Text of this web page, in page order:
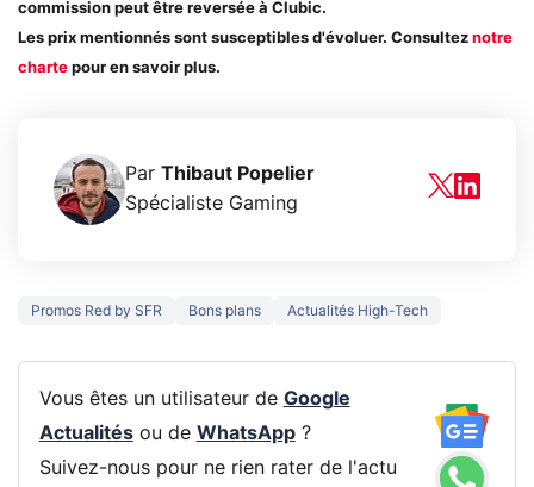
commission peut être reversée à Clubic.
Les prix mentionnés sont susceptibles d'évoluer. Consultez notre
charte pour en savoir plus.
Par Thibaut Popelier
Spécialiste Gaming
Promos Red by SFR Bons plans Actualités High-Tech
Vous êtes un utilisateur de Google
Actualitésou de WhatsApp?
Suivez-nous pour ne rien rater de l'actu